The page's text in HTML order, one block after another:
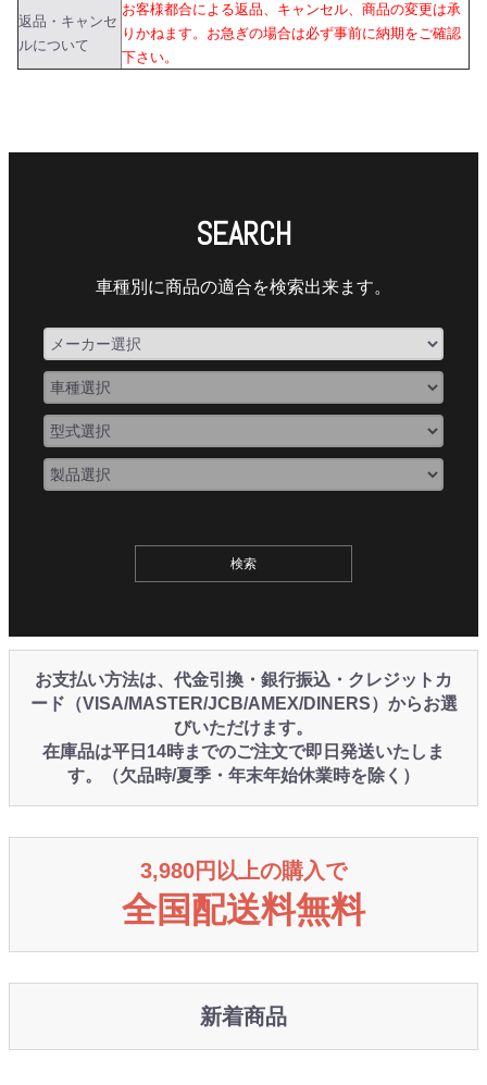
返品・キャンセ
ルについて
お客様都合による返品、キャンセル、商品の変更は承
りかねます。お急ぎの場合は必ず事前に納期をご確認
下さい。
SEARCH
車種別に商品の適合を検索出来ます。
お支払い方法は、代金引換・銀行振込・クレジットカ
ード（VISA/MASTER/JCB/AMEX/DINERS）からお選
びいただけます。
在庫品は平日14時までのご注文で即日発送いたしま
す。（欠品時/夏季・年末年始休業時を除く）
3,980円以上の購入で
全国配送料無料
新着商品